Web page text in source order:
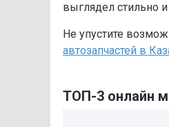
выглядел стильно
Не упустите
автозапчастей в
ТОП-3 онлайн